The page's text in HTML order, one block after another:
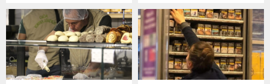
etkenlerle sürekli değişiyor.
Bu nedenle benzin, motorin
ve LPG fiyatları araç
sahipleri tarafından
yakından takip ...
gerekçesiyle "Türkiye
Cumhuriyeti hükümetini
ortadan kaldırmaya veya
görevini yapmasını
engellemeye teşebbüs
etmek" suçundan ...